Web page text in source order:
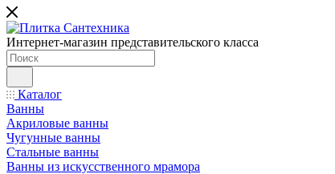
Интернет-магазин представительского класса
Каталог
Ванны
Акриловые ванны
Чугунные ванны
Стальные ванны
Ванны из искусственного мрамора